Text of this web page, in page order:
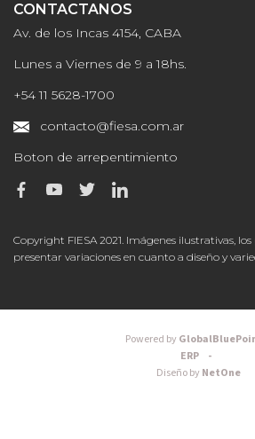
CONTACTANOS
Av. de los Incas 4154, CABA
Lunes a Viernes de 9 a 18hs.
+54 11 5628-1700
contacto@fiesa.com.ar
Boton de arrepentimiento
Copyright FIESA 2021. Imágenes ilustrativas,
presentar variaciones en cuanto a diseño y
Powered by
ERP -
Diseño byNetOne